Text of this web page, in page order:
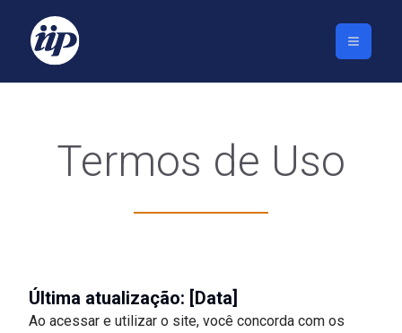
Termos de Uso
Última atualização: [Data]
Ao acessar e utilizar o site, você concorda com os